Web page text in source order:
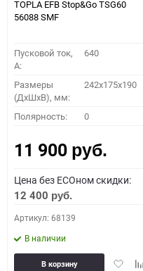
Как
0 - обратная 1 - прямая
TOPLA EFB Stop&Go TSG60
56088 SMF
Пусковой ток,
A:
640
Размеры
(ДхШхВ), мм:
242x175x190
Полярность: 0
11 900 руб.
Цена без ECOном скидки:
12 400 руб.
Артикул: 68139
В наличии
В корзину